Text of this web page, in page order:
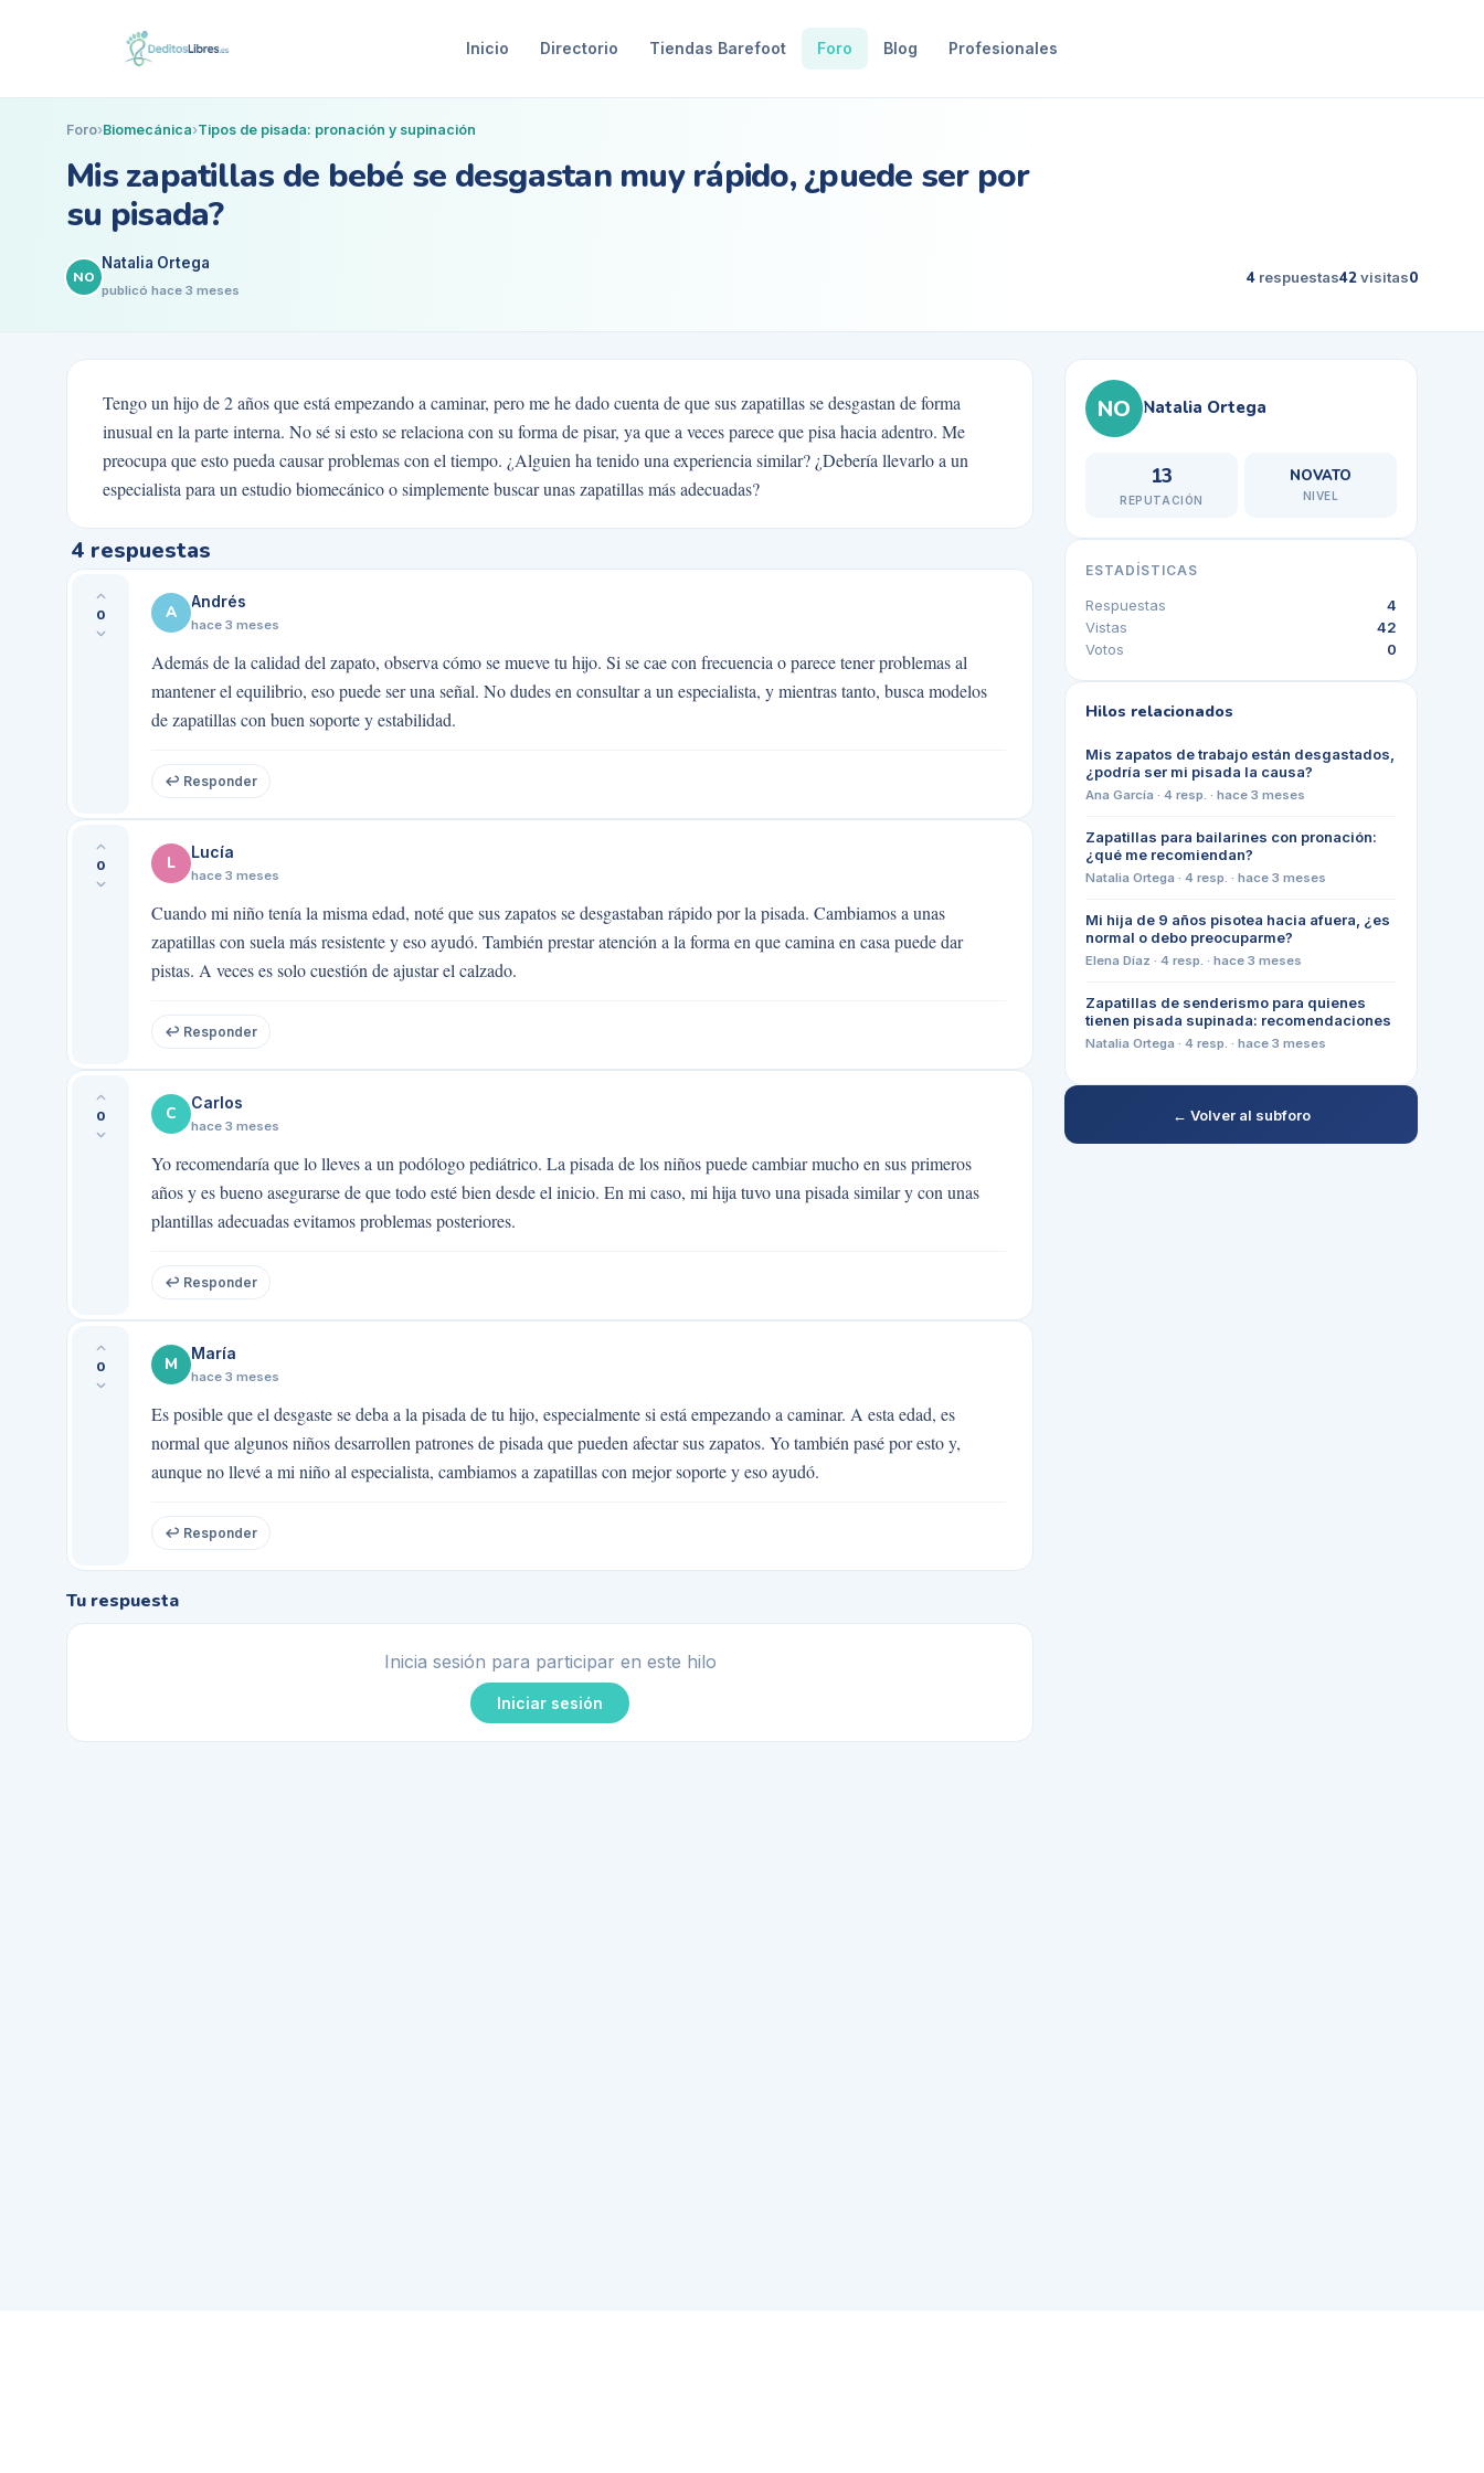
Inicio Directorio Tiendas Barefoot Foro Blog Profesionales
Foro›Biomecánica›Tipos de pisada: pronación y supinación
Mis zapatillas de bebé se desgastan muy rápido, ¿puede ser por
su pisada?
NO
Natalia Ortega
publicó hace 3 meses
4 respuestas42visitas0
Tengo un hijo de 2 años que está empezando a caminar, pero me he dado cuenta de que sus zapatillas se desgastan de forma
inusual en la parte interna. No sé si esto se relaciona con su forma de pisar, ya que a veces parece que pisa hacia adentro. Me
preocupa que esto pueda causar problemas con el tiempo. ¿Alguien ha tenido una experiencia similar? ¿Debería llevarlo a un
especialista para un estudio biomecánico o simplemente buscar unas zapatillas más adecuadas?
4 respuestas
0 A
Andrés
hace 3 meses
Además de la calidad del zapato, observa cómo se mueve tu hijo. Si se cae con frecuencia o parece tener problemas al
mantener el equilibrio, eso puede ser una señal. No dudes en consultar a un especialista, y mientras tanto, busca modelos
de zapatillas con buen soporte y estabilidad.
↩ Responder
0 L
Lucía
hace 3 meses
Cuando mi niño tenía la misma edad, noté que sus zapatos se desgastaban rápido por la pisada. Cambiamos a unas
zapatillas con suela más resistente y eso ayudó. También prestar atención a la forma en que camina en casa puede dar
pistas. A veces es solo cuestión de ajustar el calzado.
↩ Responder
0 C
Carlos
hace 3 meses
Yo recomendaría que lo lleves a un podólogo pediátrico. La pisada de los niños puede cambiar mucho en sus primeros
años y es bueno asegurarse de que todo esté bien desde el inicio. En mi caso, mi hija tuvo una pisada similar y con unas
plantillas adecuadas evitamos problemas posteriores.
↩ Responder
0 M
María
hace 3 meses
Es posible que el desgaste se deba a la pisada de tu hijo, especialmente si está empezando a caminar. A esta edad, es
normal que algunos niños desarrollen patrones de pisada que pueden afectar sus zapatos. Yo también pasé por esto y,
aunque no llevé a mi niño al especialista, cambiamos a zapatillas con mejor soporte y eso ayudó.
↩ Responder
Tu respuesta
Inicia sesión para participar en este hilo
Iniciar sesión
NO Natalia Ortega
13
REPUTACIÓN
NOVATO
NIVEL
ESTADÍSTICAS
Respuestas
4
Vistas
42
Votos
0
Hilos relacionados
Mis zapatos de trabajo están desgastados,
¿podría ser mi pisada la causa?
Ana García · 4 resp. · hace 3 meses
Zapatillas para bailarines con pronación:
¿qué me recomiendan?
Natalia Ortega · 4 resp. · hace 3 meses
Mi hija de 9 años pisotea hacia afuera, ¿es
normal o debo preocuparme?
Elena Díaz · 4 resp. · hace 3 meses
Zapatillas de senderismo para quienes
tienen pisada supinada: recomendaciones
Natalia Ortega · 4 resp. · hace 3 meses
← Volver al subforo